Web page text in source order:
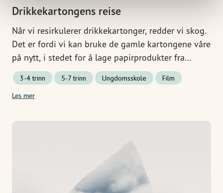
Drikkekartongens reise
Når vi resirkulerer drikkekartonger, redder vi skog.
Det er fordi vi kan bruke de gamle kartongene våre
på nytt, i stedet for å lage papirprodukter fra
bunnen av fra trær. Men hvordan blir egentlig våre
gamle drikkekartonger til nytt papir? Bli med på
drikkekartongens reise!
3-4 trinn 5-7 trinn Ungdomsskole
Film
Les mer